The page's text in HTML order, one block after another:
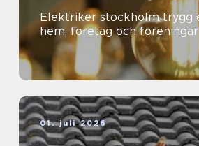
Elektriker stockholm trygg elhjälp för
hem, företag och föreningar
01. juli 2026